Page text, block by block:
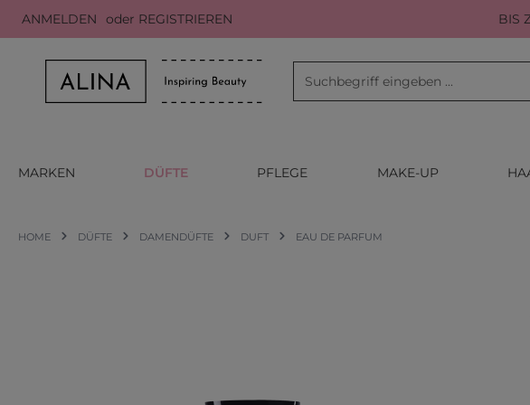
Hauptinhalt springen
Zur Suche springen
Zur Hauptnavigation springen
ANMELDEN oder REGISTRIEREN BIS
MARKEN DÜFTE PFLEGE MAKE-UP
HOME DÜFTE DAMENDÜFTE DUFT EAU DE PARFUM